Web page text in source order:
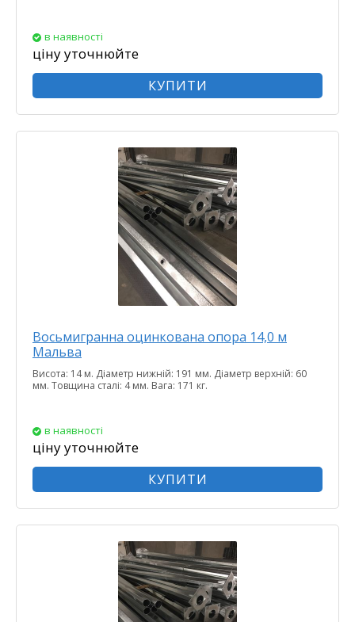
в наявності
ціну уточнюйте
КУПИТИ
Восьмигранна оцинкована опора 14,0 м
Мальва
Висота: 14 м. Діаметр нижній: 191 мм. Діаметр верхній: 60
мм. Товщина сталі: 4 мм. Вага: 171 кг.
в наявності
ціну уточнюйте
КУПИТИ